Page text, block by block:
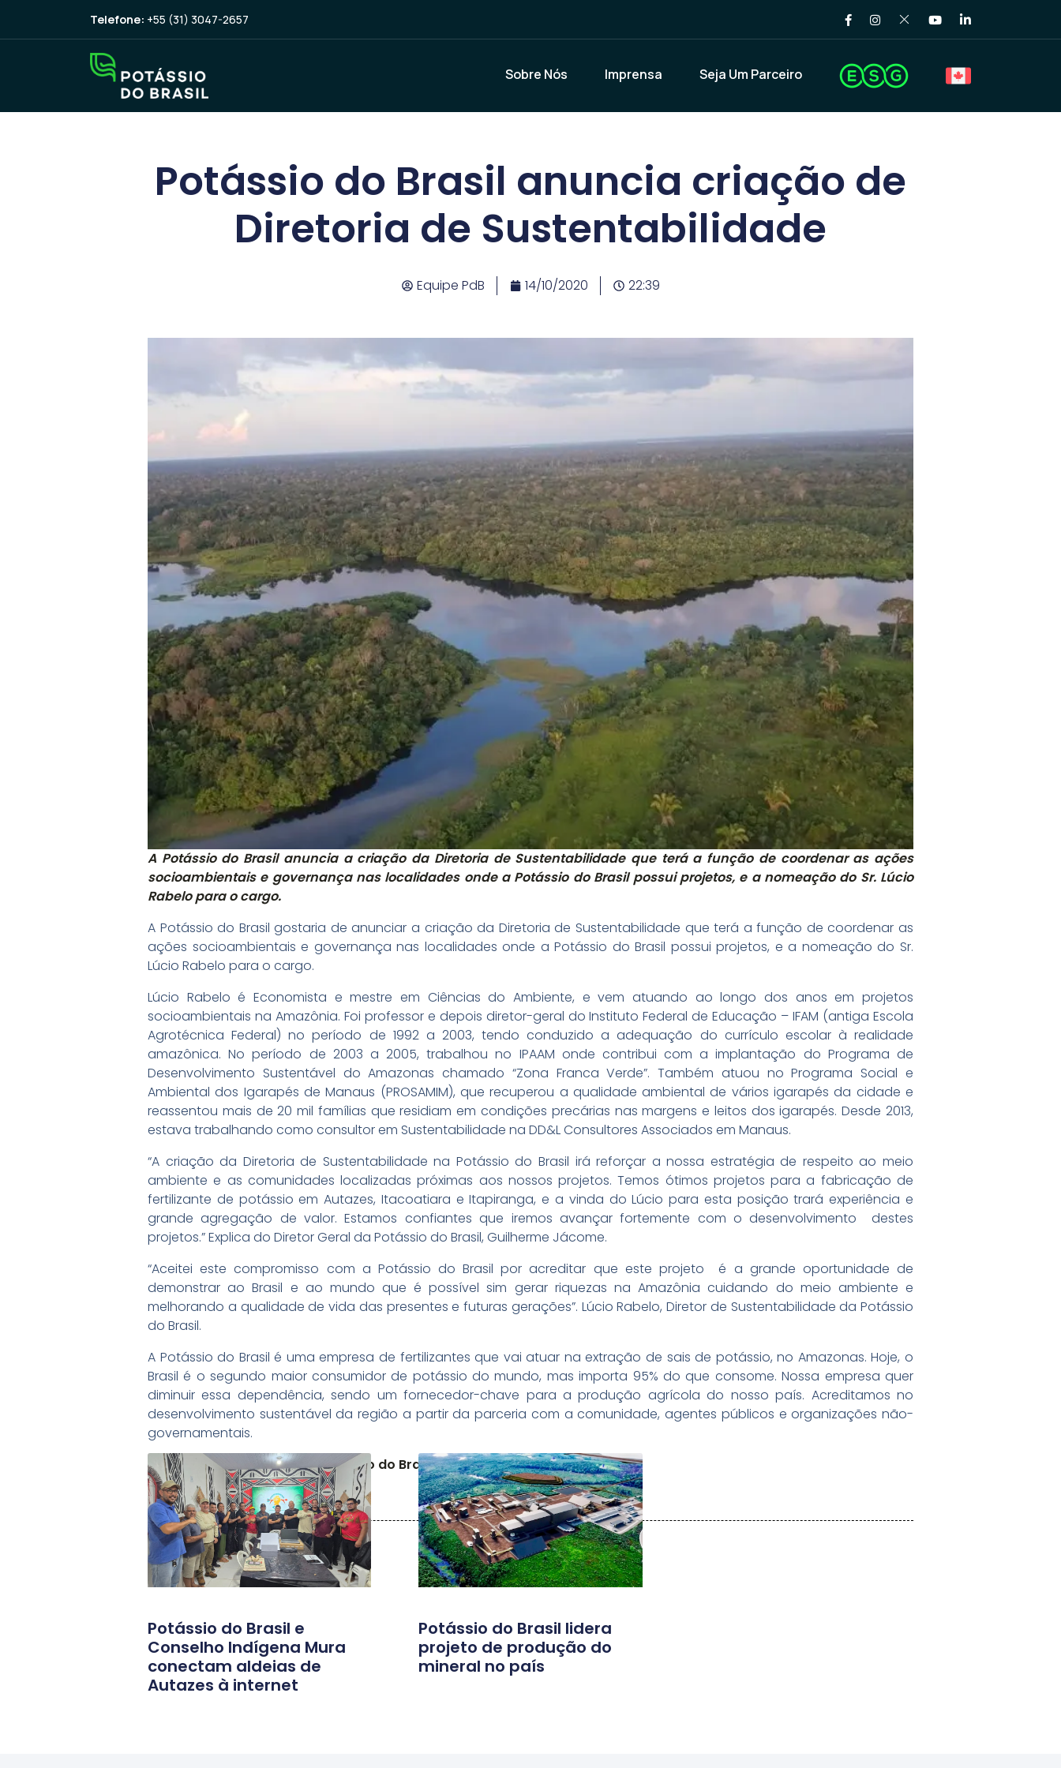
Telefone: +55 (31) 3047-2657
Sobre Nós Imprensa Seja Um Parceiro
Potássio do Brasil anuncia criação de
Diretoria de Sustentabilidade
Equipe PdB 14/10/2020 22:39
A Potássio do Brasil anuncia a criação da Diretoria de Sustentabilidade que terá a função de coordenar as ações
socioambientais e governança nas localidades onde a Potássio do Brasil possui projetos, e a nomeação do Sr. Lúcio
Rabelo para o cargo.
A Potássio do Brasil gostaria de anunciar a criação da Diretoria de Sustentabilidade que terá a função de coordenar as
ações socioambientais e governança nas localidades onde a Potássio do Brasil possui projetos, e a nomeação do Sr.
Lúcio Rabelo para o cargo.
Lúcio Rabelo é Economista e mestre em Ciências do Ambiente, e vem atuando ao longo dos anos em projetos
socioambientais na Amazônia. Foi professor e depois diretor-geral do Instituto Federal de Educação – IFAM (antiga Escola
Agrotécnica Federal) no período de 1992 a 2003, tendo conduzido a adequação do currículo escolar à realidade
amazônica. No período de 2003 a 2005, trabalhou no IPAAM onde contribui com a implantação do Programa de
Desenvolvimento Sustentável do Amazonas chamado “Zona Franca Verde”. Também atuou no Programa Social e
Ambiental dos Igarapés de Manaus (PROSAMIM), que recuperou a qualidade ambiental de vários igarapés da cidade e
reassentou mais de 20 mil famílias que residiam em condições precárias nas margens e leitos dos igarapés. Desde 2013,
estava trabalhando como consultor em Sustentabilidade na DD&L Consultores Associados em Manaus.
“A criação da Diretoria de Sustentabilidade na Potássio do Brasil irá reforçar a nossa estratégia de respeito ao meio
ambiente e as comunidades localizadas próximas aos nossos projetos. Temos ótimos projetos para a fabricação de
fertilizante de potássio em Autazes, Itacoatiara e Itapiranga, e a vinda do Lúcio para esta posição trará experiência e
grande agregação de valor. Estamos confiantes que iremos avançar fortemente com o desenvolvimento destes
projetos.” Explica do Diretor Geral da Potássio do Brasil, Guilherme Jácome.
“Aceitei este compromisso com a Potássio do Brasil por acreditar que este projeto é a grande oportunidade de
demonstrar ao Brasil e ao mundo que é possível sim gerar riquezas na Amazônia cuidando do meio ambiente e
melhorando a qualidade de vida das presentes e futuras gerações”. Lúcio Rabelo, Diretor de Sustentabilidade da Potássio
do Brasil.
A Potássio do Brasil é uma empresa de fertilizantes que vai atuar na extração de sais de potássio, no Amazonas. Hoje, o
Brasil é o segundo maior consumidor de potássio do mundo, mas importa 95% do que consome. Nossa empresa quer
diminuir essa dependência, sendo um fornecedor-chave para a produção agrícola do nosso país. Acreditamos no
desenvolvimento sustentável da região a partir da parceria com a comunidade, agentes públicos e organizações não-
governamentais.
Conteúdo produzido pela Potássio do Brasil
Leia Mais:
Potássio do Brasil e
Conselho Indígena Mura
conectam aldeias de
Autazes à internet
Potássio do Brasil lidera
projeto de produção do
mineral no país